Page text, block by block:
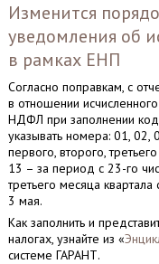
Изменится
уведомления об
в рамках ЕНП
Согласно поправкам, с
в отношении
НДФЛ при заполнении
указывать номера: 01,
первого, второго,
13 – за период с 23-го
третьего месяца квартала
3 мая.
Как заполнить и
налогах, узнайте из «
системе ГАРАНТ.